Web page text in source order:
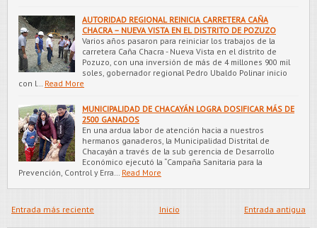
AUTORIDAD REGIONAL REINICIA CARRETERA CAÑA
CHACRA – NUEVA VISTA EN EL DISTRITO DE POZUZO
Varios años pasaron para reiniciar los trabajos de la
carretera Caña Chacra - Nueva Vista en el distrito de
Pozuzo, con una inversión de más de 4 millones 900 mil
soles, gobernador regional Pedro Ubaldo Polinar inicio
con l…
Read More
MUNICIPALIDAD DE CHACAYÁN LOGRA DOSIFICAR MÁS DE
2500 GANADOS
En una ardua labor de atención hacia a nuestros
hermanos ganaderos, la Municipalidad Distrital de
Chacayán a través de la sub gerencia de Desarrollo
Económico ejecutó la “Campaña Sanitaria para la
Prevención, Control y Erra…
Read More
Entrada más reciente Entrada antigua
Inicio